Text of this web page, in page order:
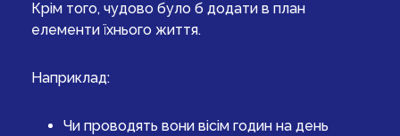
Крім того, чудово було б додати в план
елементи їхнього життя.
Наприклад:
Чи проводять вони вісім годин на день